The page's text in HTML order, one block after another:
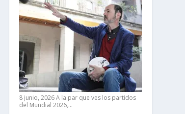
8 junio, 2026A la par que ves los partidos
del Mundial 2026,…